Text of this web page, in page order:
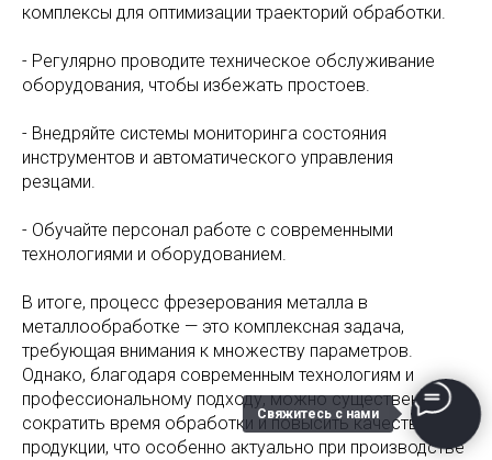
Свяжитесь с нами
комплексы для оптимизации траекторий обработки.
- Регулярно проводите техническое обслуживание
оборудования, чтобы избежать простоев.
- Внедряйте системы мониторинга состояния
инструментов и автоматического управления
резцами.
- Обучайте персонал работе с современными
технологиями и оборудованием.
В итоге, процесс фрезерования металла в
металлообработке — это комплексная задача,
требующая внимания к множеству параметров.
Однако, благодаря современным технологиям и
профессиональному подходу, можно существенно
сократить время обработки и повысить качество
продукции, что особенно актуально при производстве